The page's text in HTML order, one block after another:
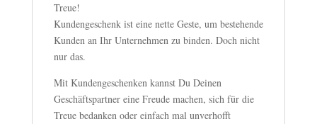
Treue!
Kundengeschenk ist eine nette Geste, um bestehende
Kunden an Ihr Unternehmen zu binden. Doch nicht
nur das.
Mit Kundengeschenken kannst Du Deinen
Geschäftspartner eine Freude machen, sich für die
Treue bedanken oder einfach mal unverhofft